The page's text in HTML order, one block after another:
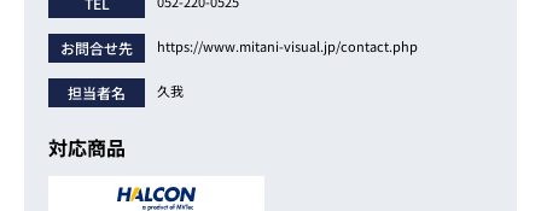
お問合せ先 https://www.mitani-visual.jp/contact.php
担当者名 久我
対応商品